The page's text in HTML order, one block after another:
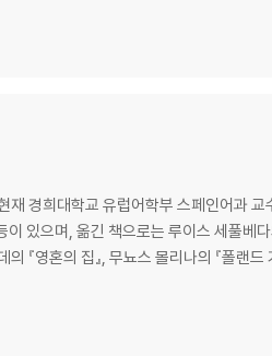
경희대학교 유럽어학부 스페인어과 교
있으며, 옮긴 책으로는 루이스 세풀베다
『영혼의 집』, 무뇨스 몰리나의 『폴랜드